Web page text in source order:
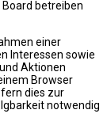
betreiben
einer
Interessen sowie
Aktionen
Browser
dies zur
notwendig